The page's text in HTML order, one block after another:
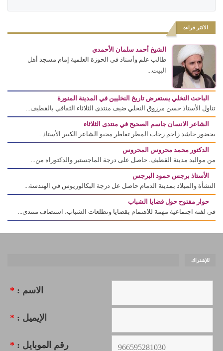
الاكثر قراءة
الشيخ أحمد سلمان الأحمدي
طالب علم وأستاذ في الحوزة العلمية إمام مسجد أهل
البيت...
الباحث النخلي يستعرض تاريخ النخليين في المدينة المنورة
تناول الأستاذ حسن مرزوق النخلي ضيف منتدى الثلاثاء الثقافي بالقطيف...
الشاعر الانسان جاسم الصحيح في منتدى الثلاثاء
بحضور حاشد زاحم زخات المطر تقاطر محبو الشاعر الكبير الأستاذ...
الدكتور محمد محروس المحروس
من مواليد مدينة القطيف. حاصل على درجة الماجستير والدكتوراه من...
الأستاذ برجس حمود البرجس
النشأة والميلاد بمدينة الدمام حاصل عل درجة البكالوريوس في الهندسة...
حوار مفتوح حول قضايا الشباب
في لفته اجتماعية مهمة للاهتمام بقضايا وتطلعات الشباب، استضاف منتدى...
للإشتراك
الاسم : *
الإيميل : *
رقم الموبايل : *